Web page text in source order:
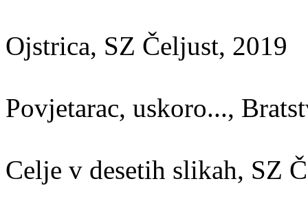
Ojstrica, SZ Čeljust, 2019
Povjetarac, uskoro...,
Celje v desetih slikah, SZ